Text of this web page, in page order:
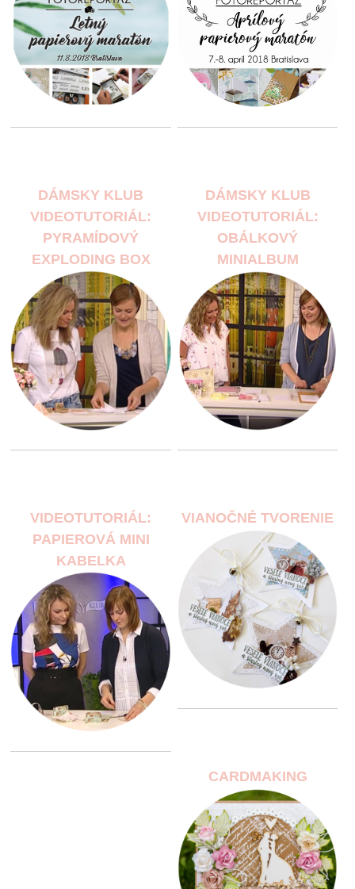
DÁMSKY KLUB
VIDEOTUTORIÁL:
PYRAMÍDOVÝ
EXPLODING BOX
DÁMSKY KLUB
VIDEOTUTORIÁL:
OBÁLKOVÝ
MINIALBUM
VIDEOTUTORIÁL:
PAPIEROVÁ MINI
KABELKA
VIANOČNÉ TVORENIE
CARDMAKING